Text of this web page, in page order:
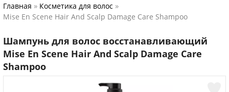
Главная » Косметика для волос »
Mise En Scene Hair And Scalp Damage Care Shampoo
Шампунь для волос восстанавливающий
Mise En Scene Hair And Scalp Damage Care
Shampoo